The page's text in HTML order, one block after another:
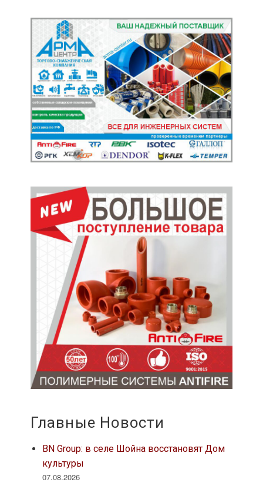
Главные Новости
BN Group: в селе Шойна восстановят Дом
культуры
07.08.2026